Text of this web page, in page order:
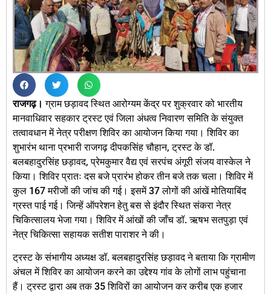
राजगढ़।ग्राम छड़ावद स्थित आरोग्यम केंद्र पर शुक्रवार को भारतीय
मानवाधिवार सहकार ट्रस्ट एवं जिला अंधत्व निवारण समिति के संयुक्त
तत्वावधान में नेत्र परीक्षण शिविर का आयोजन किया गया। शिविर का
शुभारंभ थाना प्रभारी राजगढ़ दीपकसिंह चौहान, ट्रस्ट के डॉ.
बलबहादुरसिंह छड़ावद, प्रेमकुमार वैद्य एवं सरपंच अंगूरी संजय वास्केल ने
किया। शिविर प्रातः दस बजे प्रारंभ होकर तीन बजे तक चला। शिविर में
कुल 167 मरीजों की जांच की गई। इसमें 37 लोगों की आंखें मोतियाबिंद
ग्रस्त पाई गई। जिन्हें ऑपरेशन हेतु बस से इंदौर स्थित संकरा नेत्र
चिकित्सालय भेजा गया। शिविर में आंखों की जाँच डॉ. ऋषभ सतपुड़ा एवं
नेत्र चिकित्सा सहायक सतीश पाराशर ने की।
ट्रस्ट के संभागीय अध्यक्ष डॉ. बलबहादुरसिंह छड़ावद ने बताया कि ग्रामीण
अंचल में शिविर का आयोजन करने का उद्देश्य गांव के लोगों लाभ पहुंचाना
हैं। ट्रस्ट द्वारा अब तक 35 शिविरों का आयोजन कर करीब एक हजार